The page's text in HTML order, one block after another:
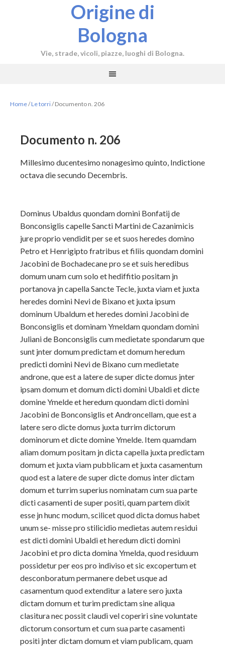
Origine di
Bologna
Vie, strade, vicoli, piazze, luoghi di Bologna.
Home/Le torri/Documento n. 206
Documento n. 206
Millesimo ducentesimo nonagesimo quinto, Indictione
octava die secundo Decembris.
Dominus Ubaldus quondam domini Bonfatij de
Bonconsiglis capelle Sancti Martini de Cazanimicis
jure proprio vendidit per se et suos heredes domino
Petro et Henrigipto fratribus et filiis quondam domini
Jacobini de Bochadecane pro se et suis heredibus
domum unam cum solo et hediffitio positam jn
portanova jn capella Sancte Tecle, juxta viam et juxta
heredes domini Nevi de Bixano et juxta ipsum
dominum Ubaldum et heredes domini Jacobini de
Bonconsiglis et dominam Ymeldam quondam domini
Juliani de Bonconsiglis cum medietate spondarum que
sunt jnter domum predictam et domum heredum
predicti domini Nevi de Bixano cum medietate
androne, que est a latere de super dicte domus jnter
ipsam domum et domum dicti domini Ubaldi et dicte
domine Ymelde et heredum quondam dicti domini
Jacobini de Bonconsiglis et Androncellam, que est a
latere sero dicte domus juxta turrim dictorum
dominorum et dicte domine Ymelde. Item quamdam
aliam domum positam jn dicta capella juxta predictam
domum et juxta viam pubblicam et juxta casamentum
quod est a latere de super dicte domus inter dictam
domum et turrim superius nominatam cum sua parte
dicti casamenti de super positi, quam partem dixit
esse jn hunc modum, scilicet quod dicta domus habet
unum se- misse pro stilicidio medietas autem residui
est dicti domini Ubaldi et heredum dicti domini
Jacobini et pro dicta domina Ymelda, quod residuum
possidetur per eos pro indiviso et sic excopertum et
desconboratum permanere debet usque ad
casamentum quod extenditur a latere sero juxta
dictam domum et turim predictam sine aliqua
clasitura nec possit claudi vel coperiri sine voluntate
dictorum consortum et cum sua parte casamenti
positi jnter dictam domum et viam publicam, quam